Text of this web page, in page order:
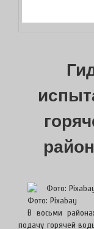
Фото: Pixabay
В восьми
подачу горячей